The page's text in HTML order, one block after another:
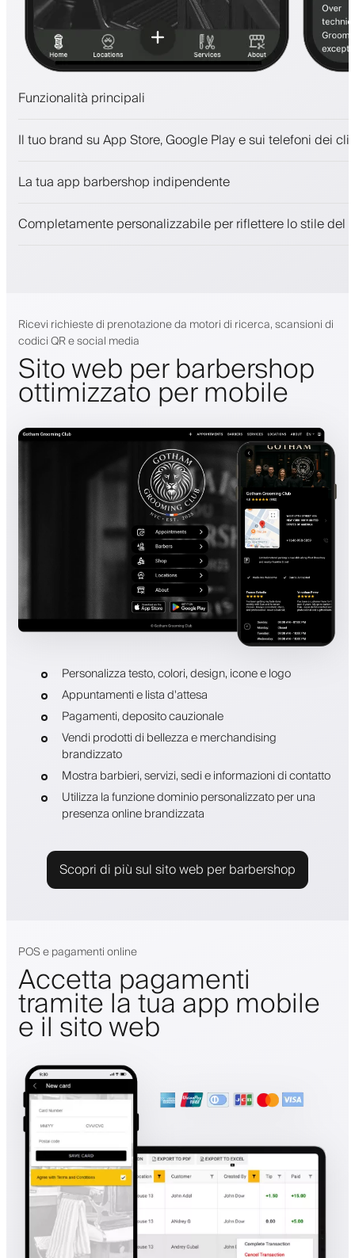
Funzionalità principali
Pagamenti, deposito cauzionale
Coinvolgi i clienti con un programma fedeltà
Il tuo brand su App Store, Google Play e sui telefoni dei
La tua app barbershop indipendente
Completamente personalizzabile per riflettere lo stile del
Ricevi richieste di prenotazione da motori di ricerca, scansioni di
codici QR e social media
Sito web per barbershop
ottimizzato per mobile
Personalizza testo, colori, design, icone e logo
Appuntamenti e lista d'attesa
Pagamenti, deposito cauzionale
Vendi prodotti di bellezza e merchandising
brandizzato
Mostra barbieri, servizi, sedi e informazioni di contatto
Utilizza la funzione dominio personalizzato per una
presenza online brandizzata
Scopri di più sul sito web per barbershop
POS e pagamenti online
Accetta pagamenti
tramite la tua app mobile
e il sito web